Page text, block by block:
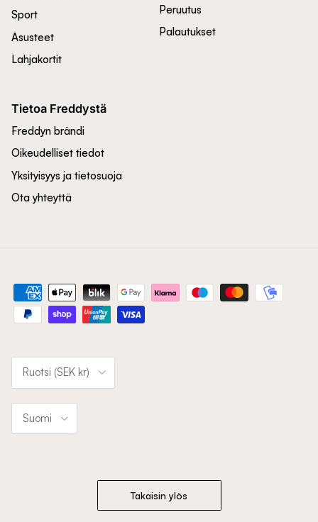
Sport
Asusteet
Lahjakortit
Peruutus
Palautukset
Tietoa Freddystä
Freddyn brändi
Oikeudelliset tiedot
Yksityisyys ja tietosuoja
Ota yhteyttä
Maa/kunta
Ruotsi (SEK kr)
Kieli
Suomi
Takaisin ylös